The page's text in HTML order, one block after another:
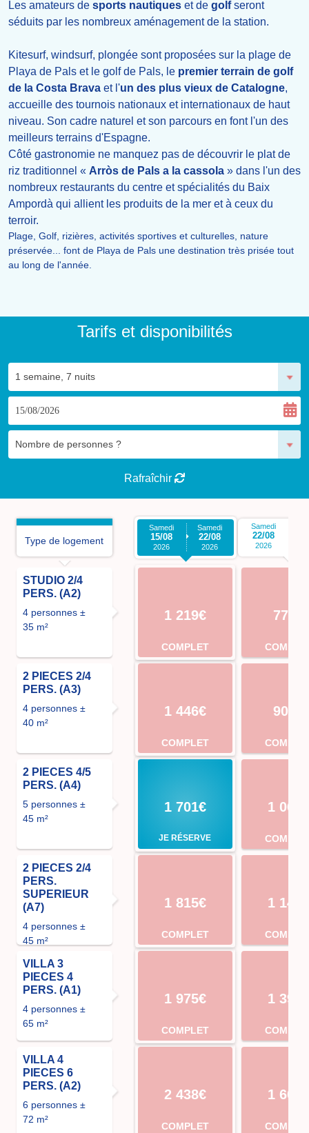
Les amateurs de sports nautiques et de golfseront
séduits par les nombreux aménagement de la station.
Kitesurf, windsurf, plongée sont proposées sur la plage de
Playa de Pals et le golf de Pals, le premier terrain de golf
de la Costa Brava et l'un des plus vieux de Catalogne,
accueille des tournois nationaux et internationaux de haut
niveau. Son cadre naturel et son parcours en font l'un des
meilleurs terrains d'Espagne.
Côté gastronomie ne manquez pas de découvrir le plat de
riz traditionnel « Arròs de Pals a la cassola » dans l'un des
nombreux restaurants du centre et spécialités du Baix
Ampordà qui allient les produits de la mer et à ceux du
terroir.
Plage, Golf, rizières, activités sportives et culturelles, nature
préservée... font de Playa de Pals une destination très prisée tout
au long de l'année.
Tarifs et disponibilités
Rafraîchir
Type de logement
STUDIO 2/4
PERS. (A2)
4 personnes ±
35 m²
2 PIECES 2/4
PERS. (A3)
4 personnes ±
40 m²
2 PIECES 4/5
PERS. (A4)
5 personnes ±
45 m²
2 PIECES 2/4
PERS.
SUPERIEUR
(A7)
4 personnes ±
45 m²
VILLA 3
PIECES 4
PERS. (A1)
4 personnes ±
65 m²
VILLA 4
PIECES 6
PERS. (A2)
6 personnes ±
72 m²
Samedi
15/08
2026
Samedi
22/08
2026
1 219€
COMPLET
1 446€
COMPLET
1 701€
JE RÉSERVE
1 815€
COMPLET
1 975€
COMPLET
2 438€
COMPLET
Samedi
22/08
2026
775€
907€
1 068€
1 144€
1 398€
1 607€